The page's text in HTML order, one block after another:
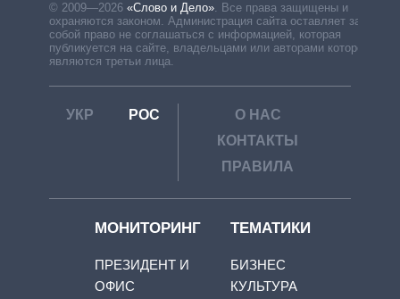
© 2009—2026 «Слово и Дело». Все права защищены и
охраняются законом. Администрация сайта оставляет за
собой право не соглашаться с информацией, которая
публикуется на сайте, владельцами или авторами которой
являются третьи лица.
УКР РОС
О НАС
КОНТАКТЫ
ПРАВИЛА
МОНИТОРИНГ
ПРЕЗИДЕНТ И
ОФИС
ТЕМАТИКИ
БИЗНЕС
КУЛЬТУРА